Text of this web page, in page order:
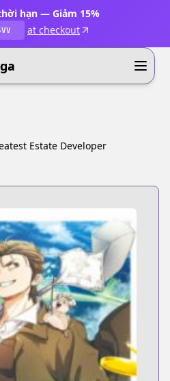
hạn — Giảm 15%
at checkout
Estate Developer